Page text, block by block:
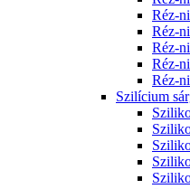
Réz-
Réz-
Réz-
Réz-
Réz-
Szilícium